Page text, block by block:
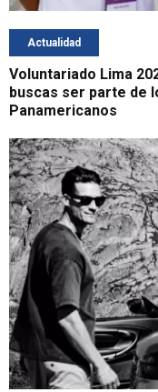
Actualidad
Voluntariado Lima
buscas ser parte de
Panamericanos